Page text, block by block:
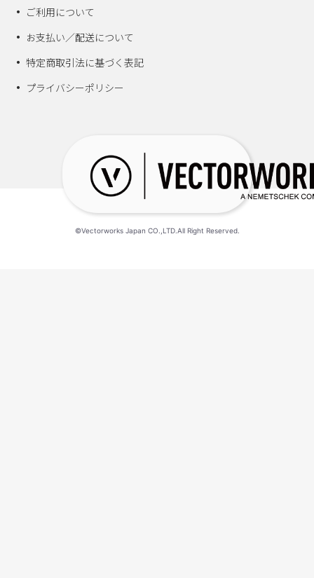
ご利用について
お支払い／配送について
特定商取引法に基づく表記
プライバシーポリシー
©Vectorworks Japan CO.,LTD.All Right Reserved.